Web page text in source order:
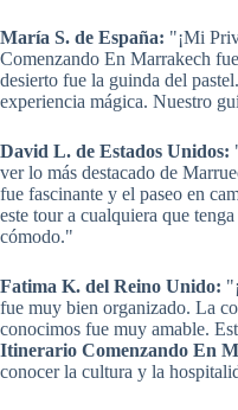
María S. de España: "¡Mi
Comenzando En Marrakech
desierto fue la guinda del
experiencia mágica. Nuestro
David L. de Estados Unidos:
ver lo más destacado de
fue fascinante y el paseo en
este tour a cualquiera que
cómodo."
Fatima K. del Reino Unido:
fue muy bien organizado. La
conocimos fue muy amable.
Itinerario Comenzando En
conocer la cultura y la